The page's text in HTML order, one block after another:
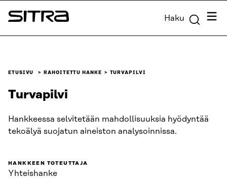
Siirry
suoraan
Sitra Haku
ETUSIVU RAHOITETTU HANKE TURVAPILVI
Turvapilvi
Hankkeessa selvitetään mahdollisuuksia hyödyntää
tekoälyä suojatun aineiston analysoinnissa.
HANKKEEN TOTEUTTAJA
Yhteishanke